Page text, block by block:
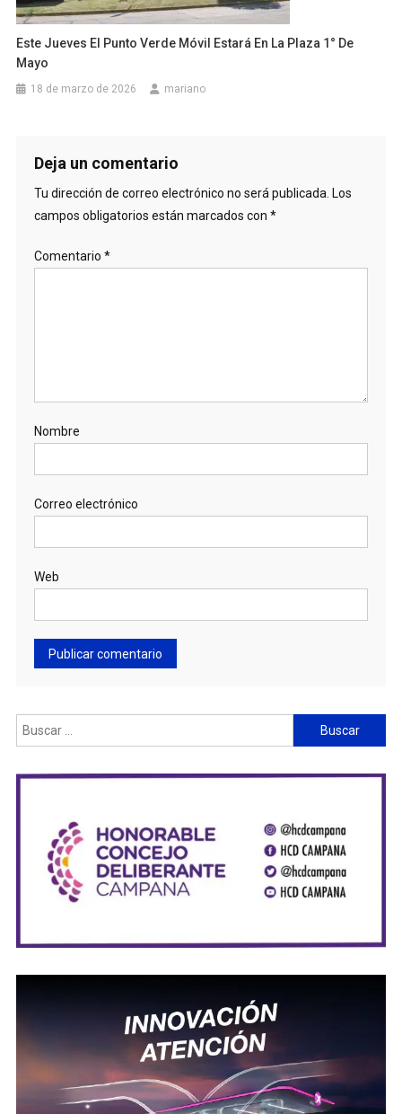
Este Jueves El Punto Verde Móvil Estará En La Plaza 1° De
Mayo
18 de marzo de 2026 mariano
Deja un comentario
Tu dirección de correo electrónico no será publicada. Los
campos obligatorios están marcados con *
Comentario *
Nombre
Correo electrónico
Web
Buscar: